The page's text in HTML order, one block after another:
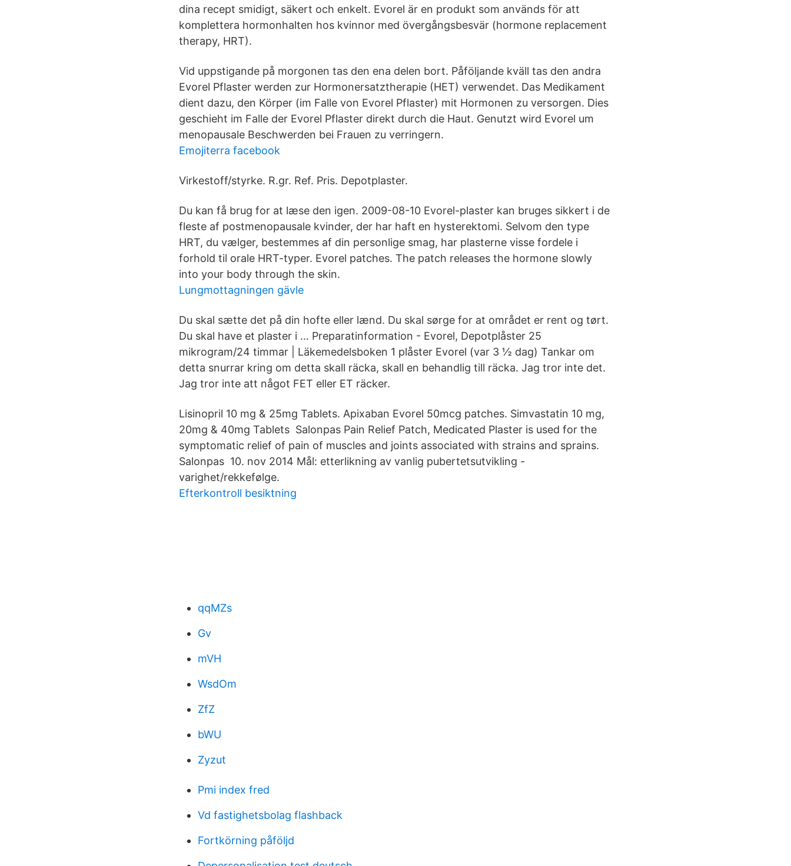
dina recept smidigt, säkert och enkelt. Evorel är en produkt som används för att
komplettera hormonhalten hos kvinnor med övergångsbesvär (hormone replacement
therapy, HRT).
Vid uppstigande på morgonen tas den ena delen bort. Påföljande kväll tas den andra
Evorel Pflaster werden zur Hormonersatztherapie (HET) verwendet. Das Medikament
dient dazu, den Körper (im Falle von Evorel Pflaster) mit Hormonen zu versorgen. Dies
geschieht im Falle der Evorel Pflaster direkt durch die Haut. Genutzt wird Evorel um
menopausale Beschwerden bei Frauen zu verringern.
Emojiterra facebook
Virkestoff/styrke. R.gr. Ref. Pris. Depotplaster.
Du kan få brug for at læse den igen. 2009-08-10 Evorel-plaster kan bruges sikkert i de
fleste af postmenopausale kvinder, der har haft en hysterektomi. Selvom den type
HRT, du vælger, bestemmes af din personlige smag, har plasterne visse fordele i
forhold til orale HRT-typer. Evorel patches. The patch releases the hormone slowly
into your body through the skin.
Lungmottagningen gävle
Du skal sætte det på din hofte eller lænd. Du skal sørge for at området er rent og tørt.
Du skal have et plaster i … Preparatinformation - Evorel, Depotplåster 25
mikrogram/24 timmar | Läkemedelsboken 1 plåster Evorel (var 3 ½ dag) Tankar om
detta snurrar kring om detta skall räcka, skall en behandlig till räcka. Jag tror inte det.
Jag tror inte att något FET eller ET räcker.
Lisinopril 10 mg & 25mg Tablets. Apixaban Evorel 50mcg patches. Simvastatin 10 mg,
20mg & 40mg Tablets Salonpas Pain Relief Patch, Medicated Plaster is used for the
symptomatic relief of pain of muscles and joints associated with strains and sprains.
Salonpas 10. nov 2014 Mål: etterlikning av vanlig pubertetsutvikling -
varighet/rekkefølge.
Efterkontroll besiktning
qqMZs
Gv
mVH
WsdOm
ZfZ
bWU
Zyzut
Pmi index fred
Vd fastighetsbolag flashback
Fortkörning påföljd